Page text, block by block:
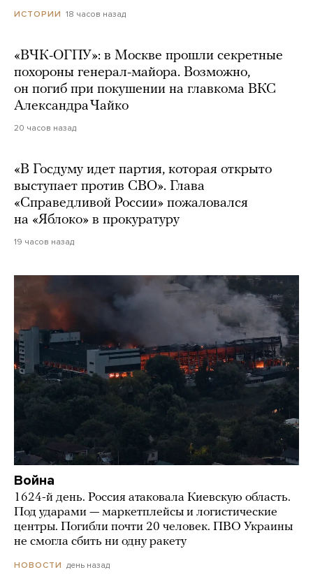
ИСТОРИИ 18 часов назад
«ВЧК-ОГПУ»: в Москве прошли секретные
похороны генерал-майора. Возможно,
он погиб при покушении на главкома ВКС
Александра Чайко
20 часов назад
«В Госдуму идет партия, которая открыто
выступает против СВО». Глава
«Справедливой России» пожаловался
на «Яблоко» в прокуратуру
19 часов назад
Война
1624-й день. Россия атаковала Киевскую область.
Под ударами — маркетплейсы и логистические
центры. Погибли почти 20 человек. ПВО Украины
не смогла сбить ни одну ракету
НОВОСТИ день назад